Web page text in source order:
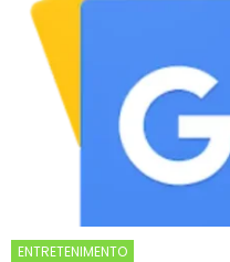
ENTRETENIMENTO